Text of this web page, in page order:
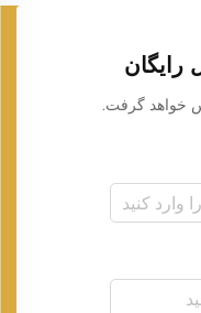
رایگان
خواهد گرفت.